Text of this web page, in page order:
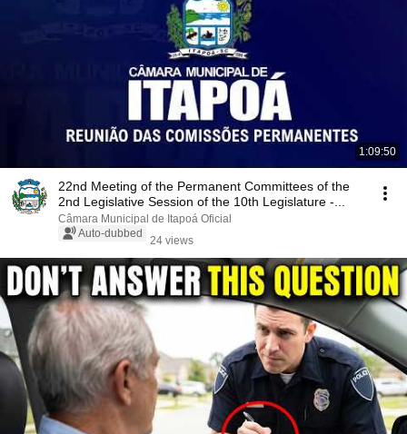
1:09:50
22nd Meeting of the Permanent Committees of the
2nd Legislative Session of the 10th Legislature -...
Câmara Municipal de Itapoá Oficial
Auto-dubbed
24 views